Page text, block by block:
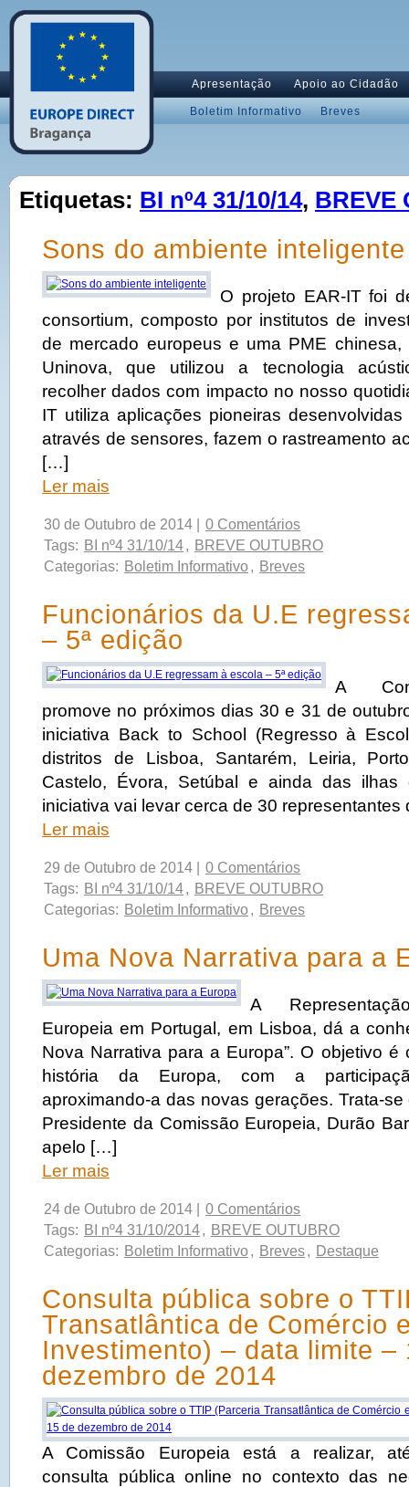
Apresentação Apoio ao Cidadão
Boletim Informativo Breves
Etiquetas: BI nº4 31/10/14, BREVE
Sons do ambiente inteligente
O projeto EAR-IT foi
consortium, composto por institutos de
de mercado europeus e uma PME
Uninova, que utilizou a tecnologia
recolher dados com impacto no nosso
IT utiliza aplicações pioneiras
através de sensores, fazem o rastreamento
[…]
Ler mais
30 de Outubro de 2014 |
0 Comentários
Tags: BI nº4 31/10/14, BREVE OUTUBRO
Categorias: Boletim Informativo, Breves
Funcionários da U.E
– 5ª edição
A
promove no próximos dias 30 e 31 de
iniciativa Back to School (Regresso à
distritos de Lisboa, Santarém, Leiria,
Castelo, Évora, Setúbal e ainda das
iniciativa vai levar cerca de 30
Ler mais
29 de Outubro de 2014 |
0 Comentários
Tags: BI nº4 31/10/14, BREVE OUTUBRO
Categorias: Boletim Informativo, Breves
Uma Nova Narrativa para a
A
Europeia em Portugal, em Lisboa, dá a
Nova Narrativa para a Europa”. O objetivo é
história da Europa, com a
aproximando-a das novas gerações. Trata-
Presidente da Comissão Europeia, Durão
apelo […]
Ler mais
24 de Outubro de 2014 |
0 Comentários
Tags: BI nº4 31/10/2014, BREVE OUTUBRO
Categorias: Boletim Informativo, Breves, Destaque
Consulta pública sobre o
Transatlântica de Comércio
Investimento) – data limite –
dezembro de 2014
A Comissão Europeia está a realizar,
consulta pública online no contexto das